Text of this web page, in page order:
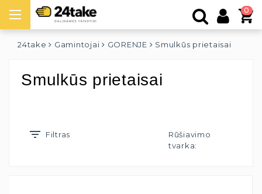
0
24take Gamintojai GORENJE Smulkūs prietaisai
Smulkūs prietaisai
Filtras
Rūšiavimo
tvarka: